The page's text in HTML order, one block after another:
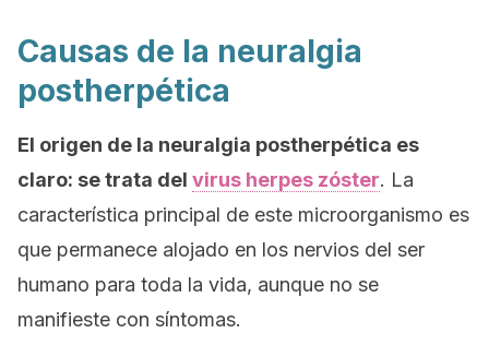
Causas de la neuralgia
postherpética
El origen de la neuralgia postherpética es
claro: se trata del virus herpes zóster. La
característica principal de este microorganismo es
que permanece alojado en los nervios del ser
humano para toda la vida, aunque no se
manifieste con síntomas.